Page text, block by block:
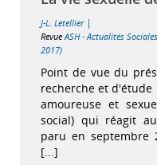
J-L. Letellier |
Revue ASH - Actualités
2017)
Point de vue du
recherche et
amoureuse et
social) qui réagit
paru en septembre
[...]